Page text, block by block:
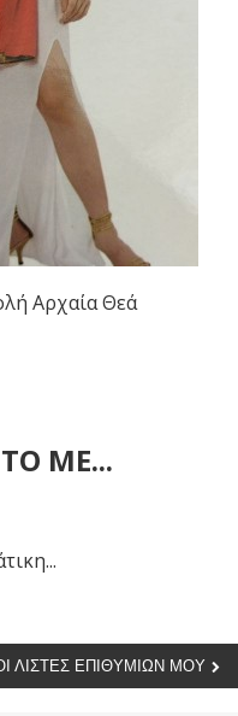
Αρχαία Θεά
ΜΕ...
ΛΊΣΤΕΣ ΕΠΙΘΥΜΙΏΝ ΜΟΥ